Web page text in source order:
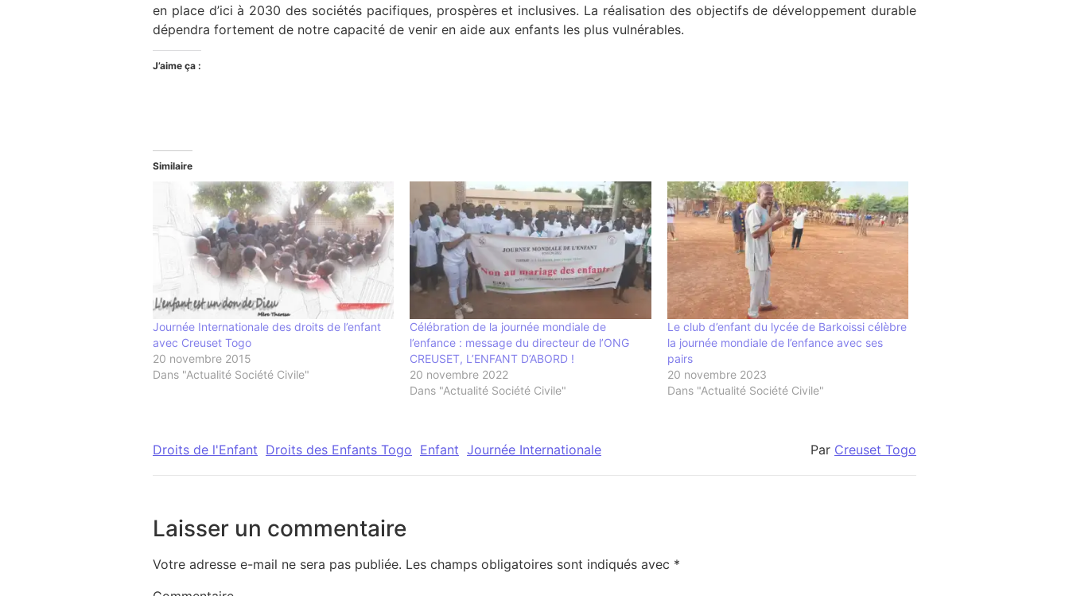
en place d’ici à 2030 des sociétés pacifiques, prospères et inclusives. La réalisation des objectifs de développement durable
dépendra fortement de notre capacité de venir en aide aux enfants les plus vulnérables.
J’aime ça :
Similaire
Journée Internationale des droits de l’enfant
avec Creuset Togo
20 novembre 2015
Dans "Actualité Société Civile"
Célébration de la journée mondiale de
l’enfance : message du directeur de l’ONG
CREUSET, L’ENFANT D’ABORD !
20 novembre 2022
Dans "Actualité Société Civile"
Le club d’enfant du lycée de Barkoissi célèbre
la journée mondiale de l’enfance avec ses
pairs
20 novembre 2023
Dans "Actualité Société Civile"
Droits de l'Enfant Droits des Enfants Togo Enfant Journée Internationale Par Creuset Togo
Laisser un commentaire
Votre adresse e-mail ne sera pas publiée. Les champs obligatoires sont indiqués avec *